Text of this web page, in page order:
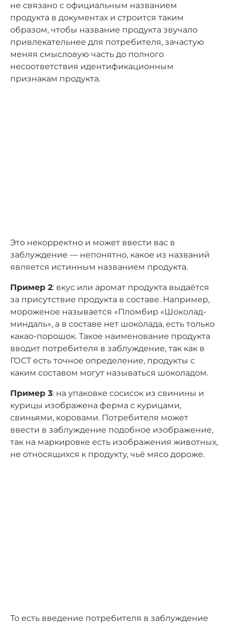
не связано с официальным названием
продукта в документах и строится таким
образом, чтобы название продукта звучало
привлекательнее для потребителя, зачастую
меняя смысловую часть до полного
несоответствия идентификационным
признакам продукта.
Это некорректно и может ввести вас в
заблуждение — непонятно, какое из названий
является истинным названием продукта.
Пример 2: вкус или аромат продукта выдаётся
за присутствие продукта в составе. Например,
мороженое называется «Пломбир «Шоколад-
миндаль», а в составе нет шоколада, есть только
какао-порошок. Такое наименование продукта
вводит потребителя в заблуждение, так как в
ГОСТ есть точное определение, продукты с
каким составом могут называться шоколадом.
Пример 3: на упаковке сосисок из свинины и
курицы изображена ферма с курицами,
свиньями, коровами. Потребителя может
ввести в заблуждение подобное изображение,
так на маркировке есть изображения животных,
не относящихся к продукту, чьё мясо дороже.
То есть введение потребителя в заблуждение